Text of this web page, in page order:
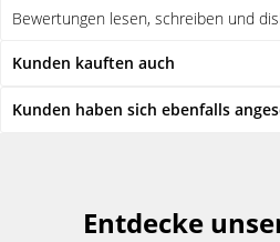
Bewertungen lesen, schreiben und
Kunden kauften auch
Kunden haben sich ebenfalls
Entdecke